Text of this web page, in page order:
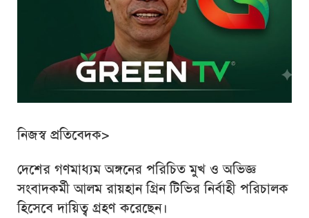
নিজস্ব প্রতিবেদক>
দেশের গণমাধ্যম অঙ্গনের পরিচিত মুখ ও অভিজ্ঞ
সংবাদকর্মী আলম রায়হান গ্রিন টিভির নির্বাহী পরিচালক
হিসেবে দায়িত্ব গ্রহণ করেছেন।